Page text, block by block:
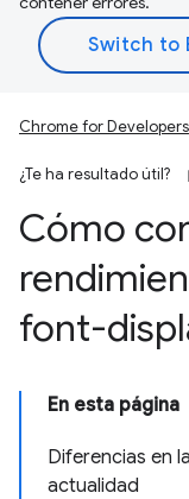
Chrome for Developers
¿Te ha resultado útil?
Cómo
font-
En esta página
Diferencias en
actualidad